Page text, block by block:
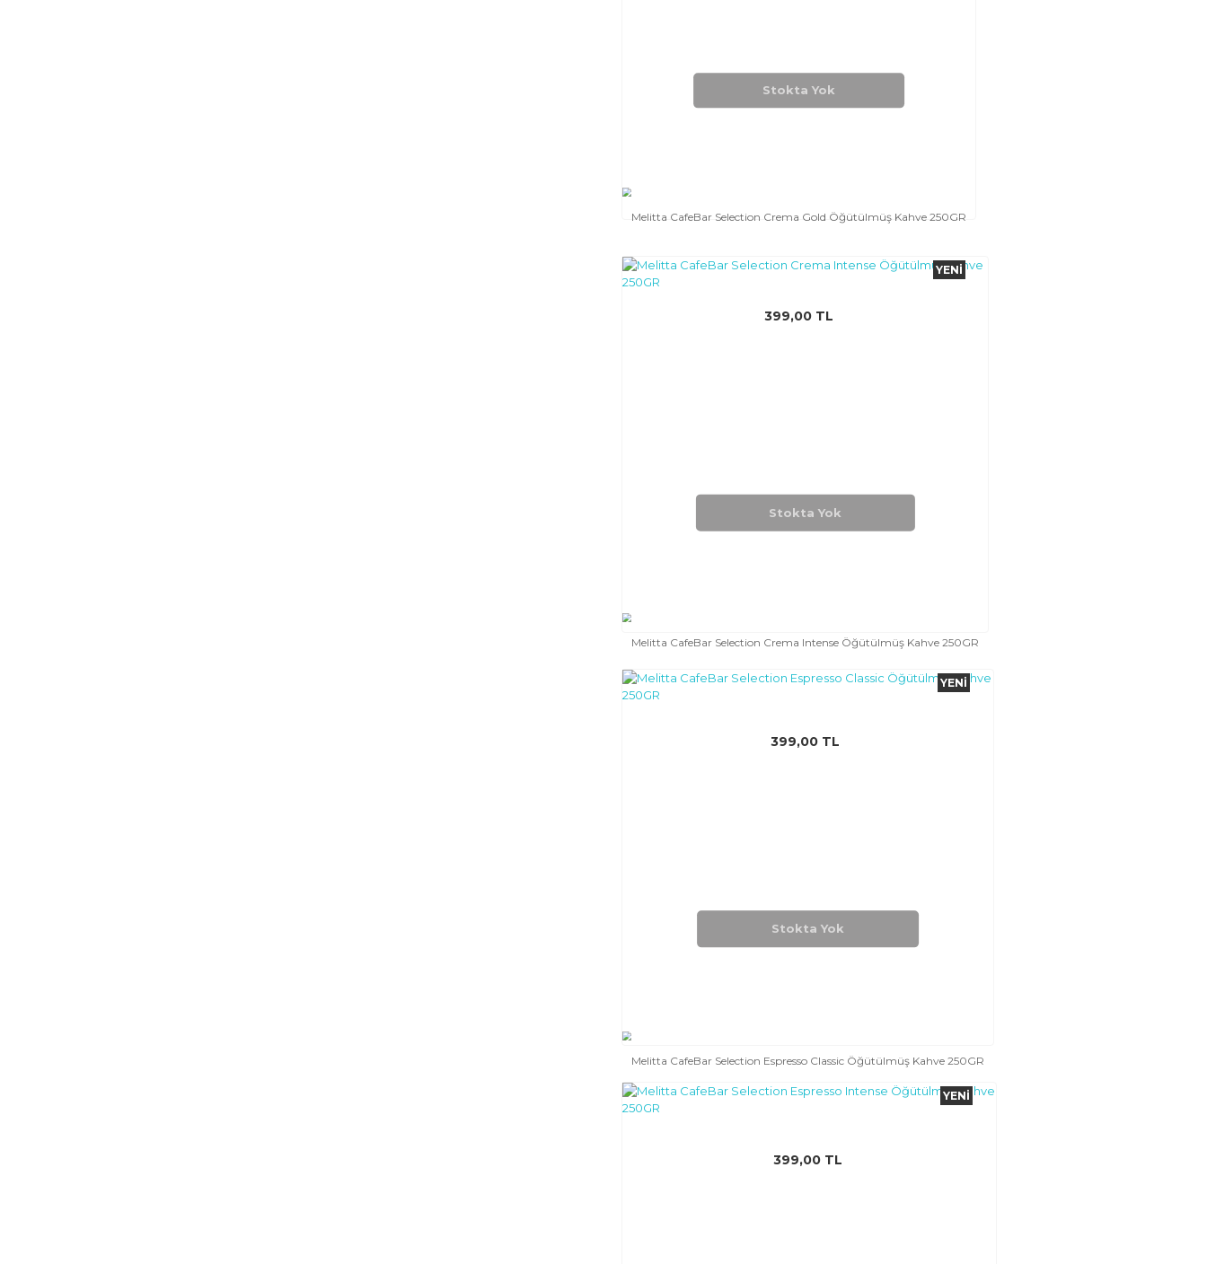
Stokta Yok
Melitta CafeBar Selection Crema Gold Öğütülmüş Kahve 250GR
399,00 TL
YENI
Stokta Yok
Melitta CafeBar Selection Crema Intense Öğütülmüş Kahve 250GR
399,00 TL
YENI
Stokta Yok
Melitta CafeBar Selection Espresso Classic Öğütülmüş Kahve 250GR
399,00 TL
YENI